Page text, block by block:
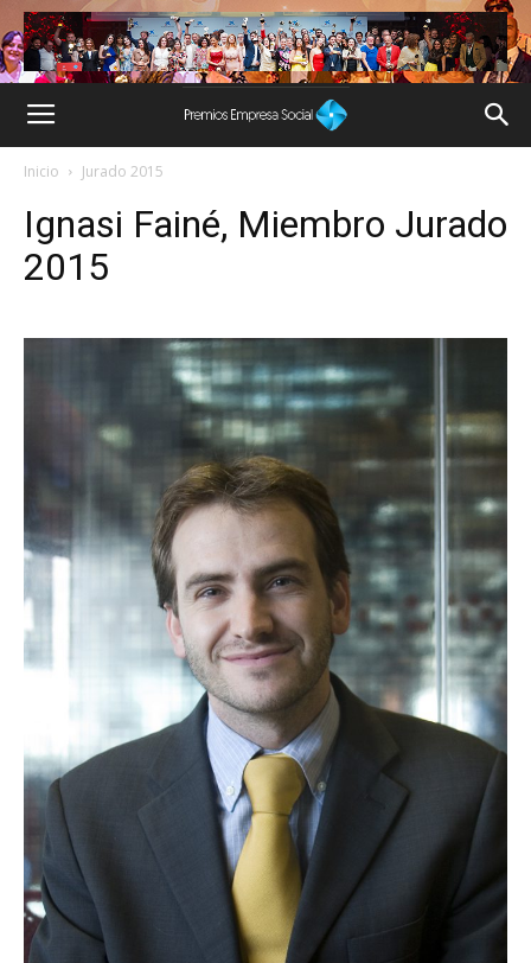
Inicio Jurado 2015
Ignasi Fainé, Miembro Jurado
2015